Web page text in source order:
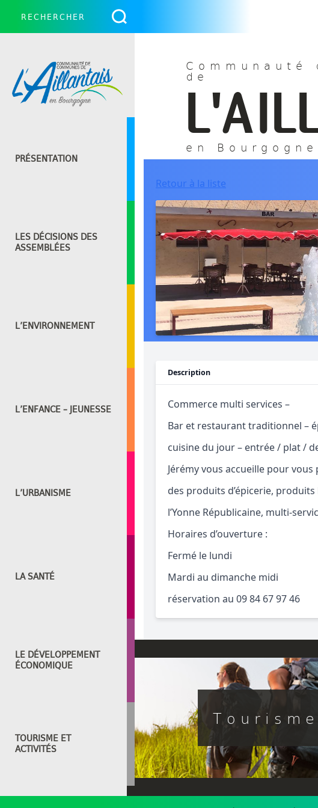
Communauté
de
en Bourgogne
PRÉSENTATION
LES DÉCISIONS DES
ASSEMBLÉES
L’ENVIRONNEMENT
L’ENFANCE – JEUNESSE
L’URBANISME
LA SANTÉ
LE DÉVELOPPEMENT
ÉCONOMIQUE
TOURISME ET
ACTIVITÉS
Retour à la liste
Description
Commerce multi services –
Bar et restaurant traditionnel –
cuisine du jour – entrée / plat /
Jérémy vous accueille pour
des produits d’épicerie,
l’Yonne Républicaine, multi-
Horaires d’ouverture :
Fermé le lundi
Mardi au dimanche midi
réservation au 09 84 67 97 46
Tourisme